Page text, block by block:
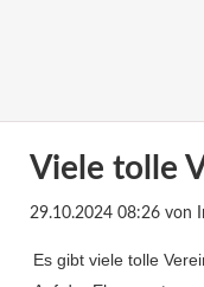
Viele tolle
29.10.2024 08:26von
Es gibt viele tolle